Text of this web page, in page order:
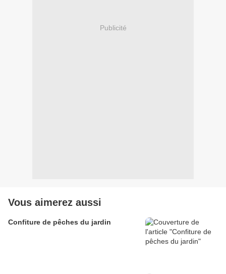
Publicité
Vous aimerez aussi
Confiture de pêches du jardin